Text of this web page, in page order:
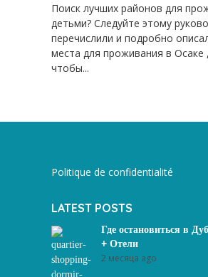
Поиск лучших районов для
детьми? Следуйте этому
перечислили и подробно
места для проживания в
чтобы...
Politique de confidentialité
LATEST POSTS
Где остановиться в
+ Отели
2 месяца ago